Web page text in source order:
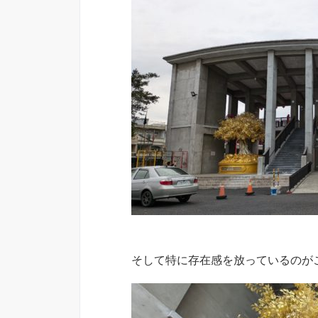
そして特に存在感を放っているのが